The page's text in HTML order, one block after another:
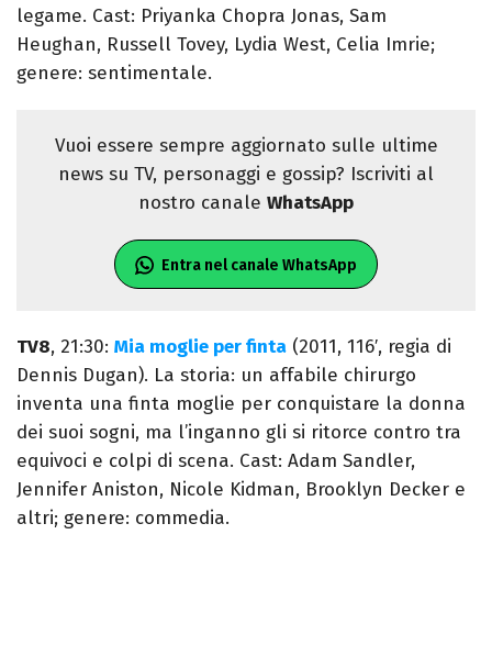
legame. Cast: Priyanka Chopra Jonas, Sam
Heughan, Russell Tovey, Lydia West, Celia Imrie;
genere: sentimentale.
Vuoi essere sempre aggiornato sulle ultime
news su TV, personaggi e gossip? Iscriviti al
nostro canale WhatsApp
Entra nel canale WhatsApp
TV8, 21:30: Mia moglie per finta (2011, 116′, regia di
Dennis Dugan). La storia: un affabile chirurgo
inventa una finta moglie per conquistare la donna
dei suoi sogni, ma l’inganno gli si ritorce contro tra
equivoci e colpi di scena. Cast: Adam Sandler,
Jennifer Aniston, Nicole Kidman, Brooklyn Decker e
altri; genere: commedia.